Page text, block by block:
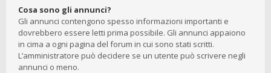
Cosa sono gli annunci?
Gli annunci contengono spesso informazioni importanti e
dovrebbero essere letti prima possibile. Gli annunci appaiono
in cima a ogni pagina del forum in cui sono stati scritti.
L’amministratore può decidere se un utente può scrivere negli
annunci o meno.